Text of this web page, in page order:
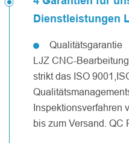
Dienstleistungen
Qualitätsgarantie
LJZ CNC-
strikt das ISO
Inspektionsverfahren
bis zum Versand. QC